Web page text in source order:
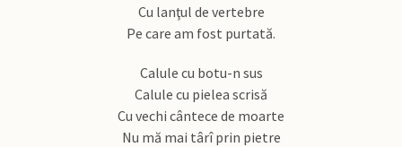
Cu lanţul de vertebre
Pe care am fost purtată.
Calule cu botu-n sus
Calule cu pielea scrisă
Cu vechi cântece de moarte
Nu mă mai târî prin pietre